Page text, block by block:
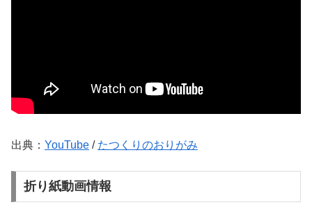
出典： YouTube / たつくりのおりがみ
折り紙動画情報